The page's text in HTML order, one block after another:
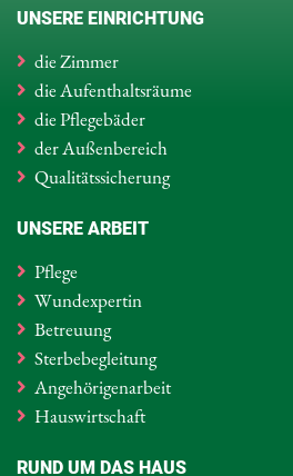
UNSERE EINRICHTUNG
die Zimmer
die Aufenthaltsräume
die Pflegebäder
der Außenbereich
Qualitätssicherung
UNSERE ARBEIT
Pflege
Wundexpertin
Betreuung
Sterbebegleitung
Angehörigenarbeit
Hauswirtschaft
RUND UM DAS HAUS